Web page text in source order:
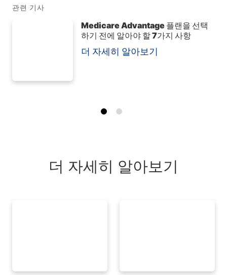
관련 기사
Medicare Advantage 플랜을 선택
하기 전에 알아야 할 7가지 사항
더 자세히 알아보기
더 자세히 알아보기